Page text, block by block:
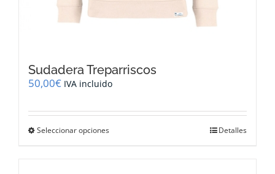
Sudadera Treparriscos
50,00€ IVA incluido
Seleccionar opciones Detalles